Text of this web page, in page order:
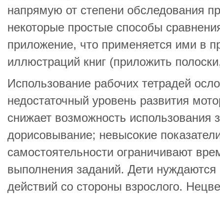
напрямую от степени обследования
некоторые простые способы
приложение, что применяется ими в
иллюстраций книг (приложить
Использование рабочих тетрадей
недостаточный уровень развития
снижает возможность использования
дорисовывание; невысокие
самостоятельности ограничивают
выполнения заданий. Дети нуждаются
действий со стороны взрослого.